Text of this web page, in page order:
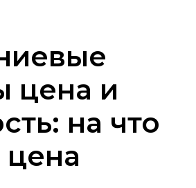
цена и
на что
цена